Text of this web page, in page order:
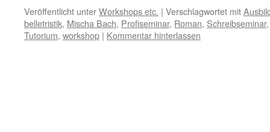
Veröffentlicht unterWorkshops etc. | Verschlagwortet mit
belletristik, Mischa Bach, Profiseminar, Roman, Schreibseminar
Tutorium, workshop | Kommentar hinterlassen